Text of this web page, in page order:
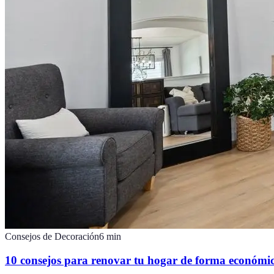
Consejos de Decoración6 min
10 consejos para renovar tu hogar de forma